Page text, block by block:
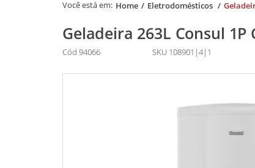
Home Eletrodomésticos
Geladeira 263L Consul 1P
Cód 94066 SKU 108901|4|1